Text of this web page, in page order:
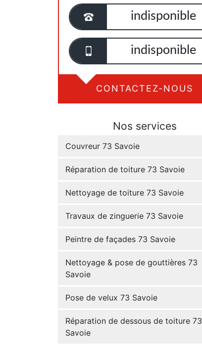
indisponible
indisponible
CONTACTEZ-NOUS
Nos services
Couvreur 73 Savoie
Réparation de toiture 73 Savoie
Nettoyage de toiture 73 Savoie
Travaux de zinguerie 73 Savoie
Peintre de façades 73 Savoie
Nettoyage & pose de gouttières 73
Savoie
Pose de velux 73 Savoie
Réparation de dessous de toiture 73
Savoie